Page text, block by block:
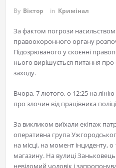
By Віктор in Кримінал
За фактом погрози
правоохоронного органу
Підозрюваного у скоєнні
нього вирішується питання
заходу.
Вчора, 7 лютого, о 12:25 на
про злочин від працівника
За викликом виїхали екіпаж
оперативна група Ужгородського
на місці, на момент інциденту,
магазину. На вулиці
невідомий чоловік і